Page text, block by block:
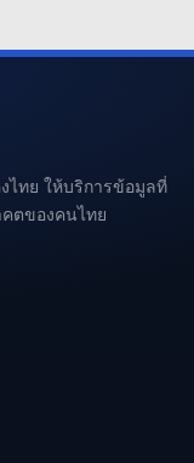
ไทย ให้บริการข้อมูลที่
คตของคนไทย